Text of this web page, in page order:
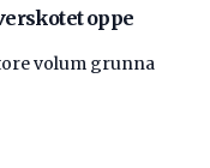
oppe
volum grunna